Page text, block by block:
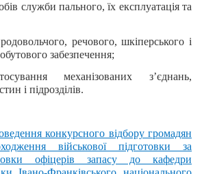
служби пального, їх експлуатація та
речового, шкіперського і
забезпечення;
механізованих з’єднань,
і підрозділів.
конкурсного відбору громадян
військової підготовки за
офіцерів запасу до кафедри